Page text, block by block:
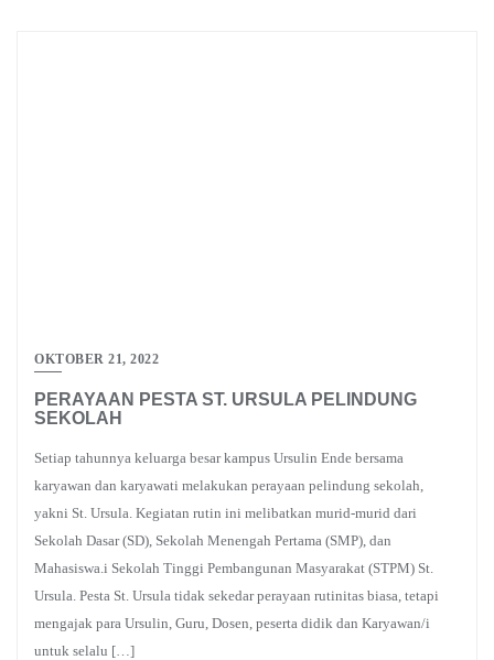
OKTOBER 21, 2022
PERAYAAN PESTA ST. URSULA PELINDUNG
SEKOLAH
Setiap tahunnya keluarga besar kampus Ursulin Ende bersama
karyawan dan karyawati melakukan perayaan pelindung sekolah,
yakni St. Ursula. Kegiatan rutin ini melibatkan murid-murid dari
Sekolah Dasar (SD), Sekolah Menengah Pertama (SMP), dan
Mahasiswa.i Sekolah Tinggi Pembangunan Masyarakat (STPM) St.
Ursula. Pesta St. Ursula tidak sekedar perayaan rutinitas biasa, tetapi
mengajak para Ursulin, Guru, Dosen, peserta didik dan Karyawan/i
untuk selalu […]